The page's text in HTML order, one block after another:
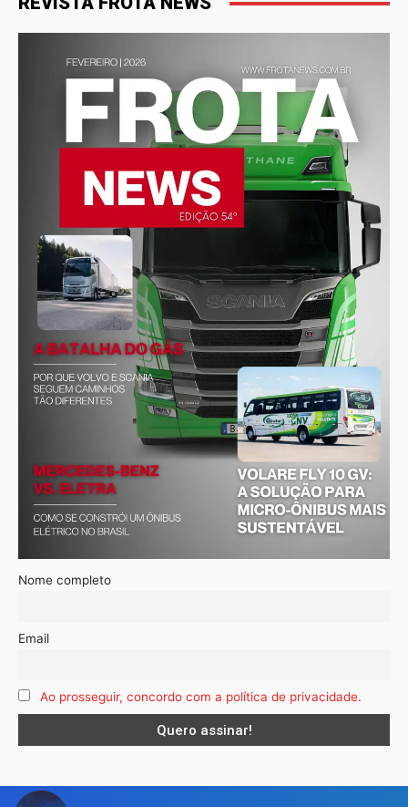
Nome completo
Email
Ao prosseguir, concordo com a política de privacidade.